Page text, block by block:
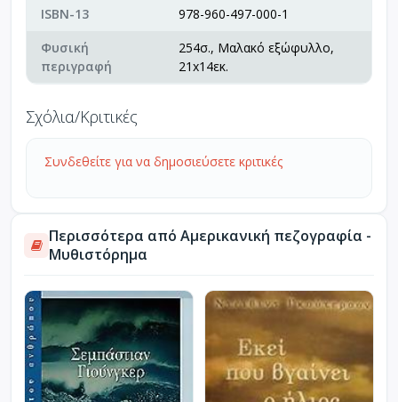
ISBN-13
978-960-497-000-1
Φυσική
περιγραφή
254σ., Μαλακό εξώφυλλο,
21x14εκ.
Σχόλια/Κριτικές
Συνδεθείτε για να δημοσιεύσετε κριτικές
Περισσότερα από Αμερικανική πεζογραφία -
Μυθιστόρημα